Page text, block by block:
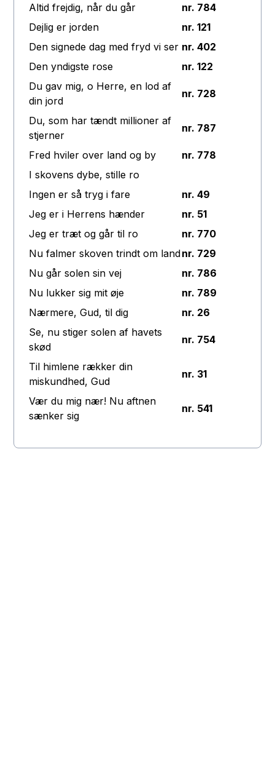
Altid frejdig, når du går
nr. 784
Dejlig er jorden
nr. 121
Den signede dag med fryd vi ser nr. 402
Den yndigste rose
nr. 122
Du gav mig, o Herre, en lod af
din jord
nr. 728
Du, som har tændt millioner af
stjerner
nr. 787
Fred hviler over land og by
nr. 778
I skovens dybe, stille ro
Ingen er så tryg i fare
nr. 49
Jeg er i Herrens hænder
nr. 51
Jeg er træt og går til ro
nr. 770
Nu falmer skoven trindt om landnr. 729
Nu går solen sin vej
nr. 786
Nu lukker sig mit øje
nr. 789
Nærmere, Gud, til dig
nr. 26
Se, nu stiger solen af havets
skød
nr. 754
Til himlene rækker din
miskundhed, Gud
nr. 31
Vær du mig nær! Nu aftnen
sænker sig
nr. 541